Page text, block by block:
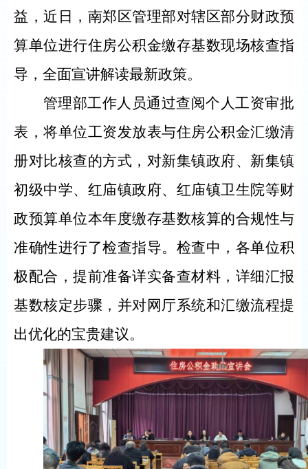
益，近日，南郑区管理部对辖区部分财政预
算单位进行住房公积金缴存基数现场核查指
导，全面宣讲解读最新政策。
管理部工作人员通过查阅个人工资审批
表，将单位工资发放表与住房公积金汇缴清
册对比核查的方式，对新集镇政府、新集镇
初级中学、红庙镇政府、红庙镇卫生院等财
政预算单位本年度缴存基数核算的合规性与
准确性进行了检查指导。检查中，各单位积
极配合，提前准备详实备查材料，详细汇报
基数核定步骤，并对网厅系统和汇缴流程提
出优化的宝贵建议。